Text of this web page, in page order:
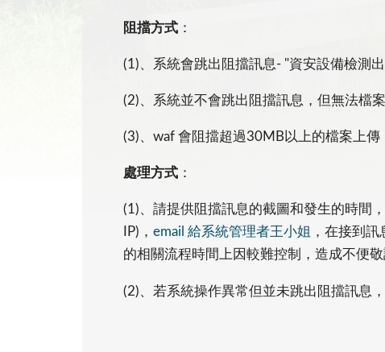
阻擋方式 ：
(1)、系統會跳出阻擋訊息- "資安設備檢測
(2)、系統並不會跳出阻擋訊息，但無法檔
(3)、waf 會阻擋超過30MB以上的檔案上傳
處理方式 ：
(1)、請提供阻擋訊息的截圖和發生的時間
IP)，email 給系統管理者王小姐 ，在接到
的相關流程時間上因較難控制，造成不便
(2)、若系統操作異常但並未跳出阻擋訊息